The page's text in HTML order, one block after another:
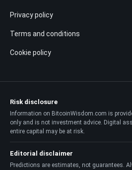
Privacy policy
Terms and conditions
Cookie policy
Risk disclosure
Information on BitcoinWisdom.com is
only and is not investment advice. Digital
entire capital may be at risk.
Editorial disclaimer
Predictions are estimates, not guarantees.